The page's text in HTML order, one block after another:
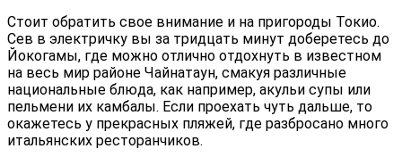
Стоит обратить свое внимание и на пригороды Токио.
Сев в электричку вы за тридцать минут доберетесь до
Йокогамы, где можно отлично отдохнуть в известном
на весь мир районе Чайнатаун, смакуя различные
национальные блюда, как например, акульи супы или
пельмени их камбалы. Если проехать чуть дальше, то
окажетесь у прекрасных пляжей, где разбросано много
итальянских ресторанчиков.